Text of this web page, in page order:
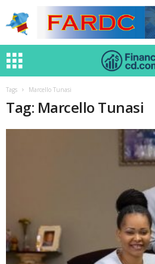
Tags Marcello Tunasi
Tag: Marcello Tunasi